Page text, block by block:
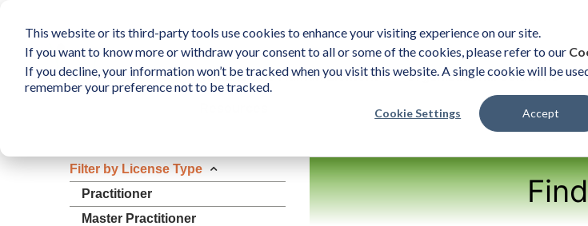
This website or its third-party tools use cookies to enhance your visiting experience on our site.
If you want to know more or withdraw your consent to all or some of the cookies, please refer to our
If you decline, your information won’t be tracked when you visit this website. A single cookie will be
remember your preference not to be tracked.
Cookie Settings Accept
What is The Human Element Organizational Solutions
Filter by License Type
Practitioner
Master Practitioner